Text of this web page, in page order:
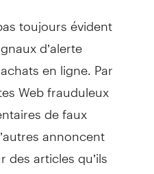
toujours évident
d’alerte
en ligne. Par
Web frauduleux
de faux
annoncent
des articles qu’ils